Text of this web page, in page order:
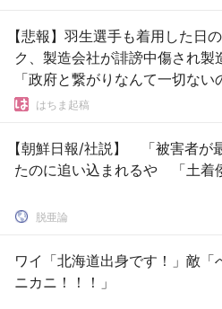
【悲報】羽生選手も着用した日
ク、製造会社が誹謗中傷され製
「政府と繋がりなんて一切ない
はちま起稿
【朝鮮日報/社説】 「被害者
たのに追い込まれるや 「土
脱亜論
ワイ「北海道出身です！」敵「
ニカニ！！！」